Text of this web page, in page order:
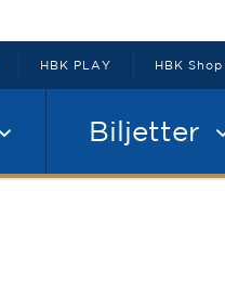
Biljetter
HBK PLAY HBK Shop